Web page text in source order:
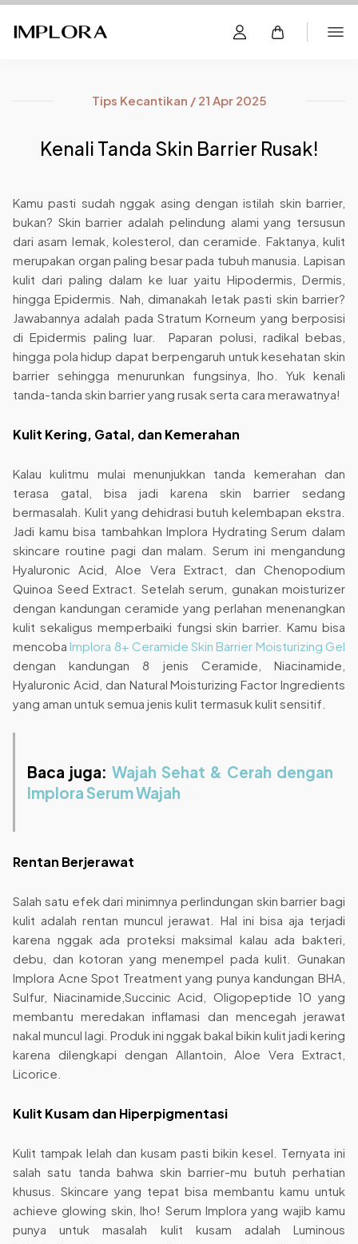
Tips Kecantikan / 21 Apr 2025
Kenali Tanda Skin Barrier Rusak!
Kamu pasti sudah nggak asing dengan istilah skin barrier,
bukan? Skin barrier adalah pelindung alami yang tersusun
dari asam lemak, kolesterol, dan ceramide. Faktanya, kulit
merupakan organ paling besar pada tubuh manusia. Lapisan
kulit dari paling dalam ke luar yaitu Hipodermis, Dermis,
hingga Epidermis. Nah, dimanakah letak pasti skin barrier?
Jawabannya adalah pada Stratum Korneum yang berposisi
di Epidermis paling luar. Paparan polusi, radikal bebas,
hingga pola hidup dapat berpengaruh untuk kesehatan skin
barrier sehingga menurunkan fungsinya, lho. Yuk kenali
tanda-tanda skin barrier yang rusak serta cara merawatnya!
Kulit Kering, Gatal, dan Kemerahan
Kalau kulitmu mulai menunjukkan tanda kemerahan dan
terasa gatal, bisa jadi karena skin barrier sedang
bermasalah. Kulit yang dehidrasi butuh kelembapan ekstra.
Jadi kamu bisa tambahkan Implora Hydrating Serum dalam
skincare routine pagi dan malam. Serum ini mengandung
Hyaluronic Acid, Aloe Vera Extract, dan Chenopodium
Quinoa Seed Extract. Setelah serum, gunakan moisturizer
dengan kandungan ceramide yang perlahan menenangkan
kulit sekaligus memperbaiki fungsi skin barrier. Kamu bisa
mencobaImplora 8+ Ceramide Skin Barrier Moisturizing Gel
dengan kandungan 8 jenis Ceramide, Niacinamide,
Hyaluronic Acid, dan Natural Moisturizing Factor Ingredients
yang aman untuk semua jenis kulit termasuk kulit sensitif.
Baca juga: Wajah Sehat & Cerah dengan
Implora Serum Wajah
Rentan Berjerawat
Salah satu efek dari minimnya perlindungan skin barrier bagi
kulit adalah rentan muncul jerawat. Hal ini bisa aja terjadi
karena nggak ada proteksi maksimal kalau ada bakteri,
debu, dan kotoran yang menempel pada kulit. Gunakan
Implora Acne Spot Treatment yang punya kandungan BHA,
Sulfur, Niacinamide,Succinic Acid, Oligopeptide 10 yang
membantu meredakan inflamasi dan mencegah jerawat
nakal muncul lagi. Produk ini nggak bakal bikin kulit jadi kering
karena dilengkapi dengan Allantoin, Aloe Vera Extract,
Licorice.
Kulit Kusam dan Hiperpigmentasi
Kulit tampak lelah dan kusam pasti bikin kesel. Ternyata ini
salah satu tanda bahwa skin barrier-mu butuh perhatian
khusus. Skincare yang tepat bisa membantu kamu untuk
achieve glowing skin, lho! Serum Implora yang wajib kamu
punya untuk masalah kulit kusam adalah Luminous